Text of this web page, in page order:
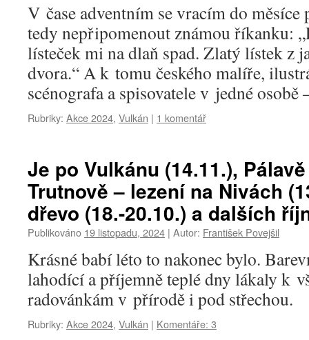
V čase adventním se vracím do měsíce
tedy nepřipomenout známou říkanku:
lísteček mi na dlaň spad. Zlatý lístek z
dvora.“ A k tomu českého malíře,
scénografa a spisovatele v jedné
Rubriky: Akce 2024, Vulkán | 1 komentář
Je po Vulkánu (14.11.),
Trutnově – lezení na Nivách
dřevo (18.-20.10.) a dalších
Publikováno 19 listopadu, 2024 | Autor: František Povejšil
Krásné babí léto to nakonec bylo.
lahodící a příjemně teplé dny lákaly k
radovánkám v přírodě i pod střechou.
Rubriky: Akce 2024, Vulkán | Komentáře: 3